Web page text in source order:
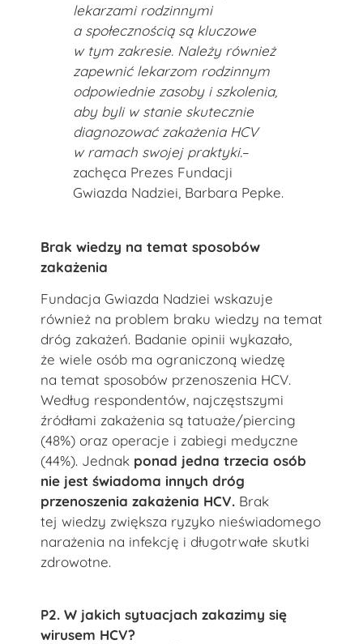
lekarzami rodzinnymi
a społecznością są kluczowe
w tym zakresie. Należy również
zapewnić lekarzom rodzinnym
odpowiednie zasoby i szkolenia,
aby byli w stanie skutecznie
diagnozować zakażenia HCV
w ramach swojej praktyki.–
zachęca Prezes Fundacji
Gwiazda Nadziei, Barbara Pepke.
Brak wiedzy na temat sposobów
zakażenia
Fundacja Gwiazda Nadziei wskazuje
również na problem braku wiedzy na temat
dróg zakażeń. Badanie opinii wykazało,
że wiele osób ma ograniczoną wiedzę
na temat sposobów przenoszenia HCV.
Według respondentów, najczęstszymi
źródłami zakażenia są tatuaże/piercing
(48%) oraz operacje i zabiegi medyczne
(44%). Jednak ponad jedna trzecia osób
nie jest świadoma innych dróg
przenoszenia zakażenia HCV. Brak
tej wiedzy zwiększa ryzyko nieświadomego
narażenia na infekcję i długotrwałe skutki
zdrowotne.
P2. W jakich sytuacjach zakazimy się
wirusem HCV?